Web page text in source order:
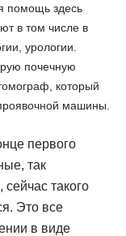
помощь здесь
в том числе в
урологии.
почечную
который
машины.
первого
так
такого
Это все
в виде